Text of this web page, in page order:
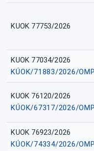
KUOK 77753/2026
KUOK 77034/2026
KÚOK/71883/2026/
KUOK 76120/2026
KÚOK/67317/2026/
KUOK 76923/2026
KÚOK/74334/2026/